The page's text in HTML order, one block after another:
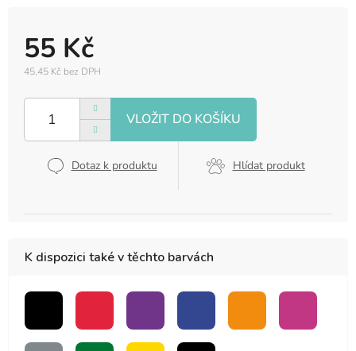
55 Kč
45,45 Kč bez DPH
cena:
Dotaz k produktu Hlídat produkt
K dispozici také v těchto barvách